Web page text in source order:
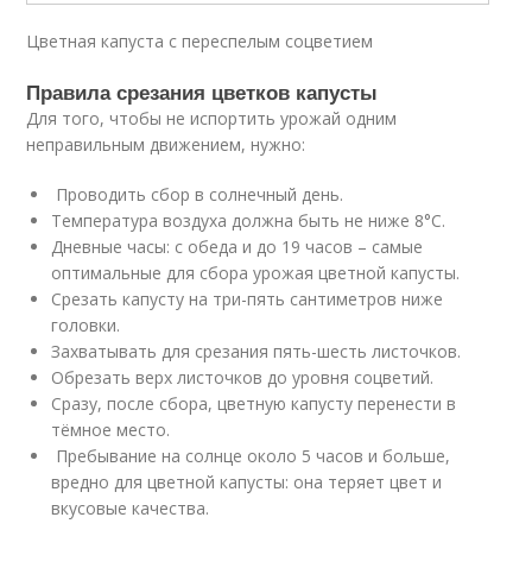
Цветная капуста с переспелым соцветием
Правила срезания цветков капусты
Для того, чтобы не испортить урожай одним
неправильным движением, нужно:
Проводить сбор в солнечный день.
Температура воздуха должна быть не ниже 8°С.
Дневные часы: с обеда и до 19 часов – самые
оптимальные для сбора урожая цветной капусты.
Срезать капусту на три-пять сантиметров ниже
головки.
Захватывать для срезания пять-шесть листочков.
Обрезать верх листочков до уровня соцветий.
Сразу, после сбора, цветную капусту перенести в
тёмное место.
Пребывание на солнце около 5 часов и больше,
вредно для цветной капусты: она теряет цвет и
вкусовые качества.